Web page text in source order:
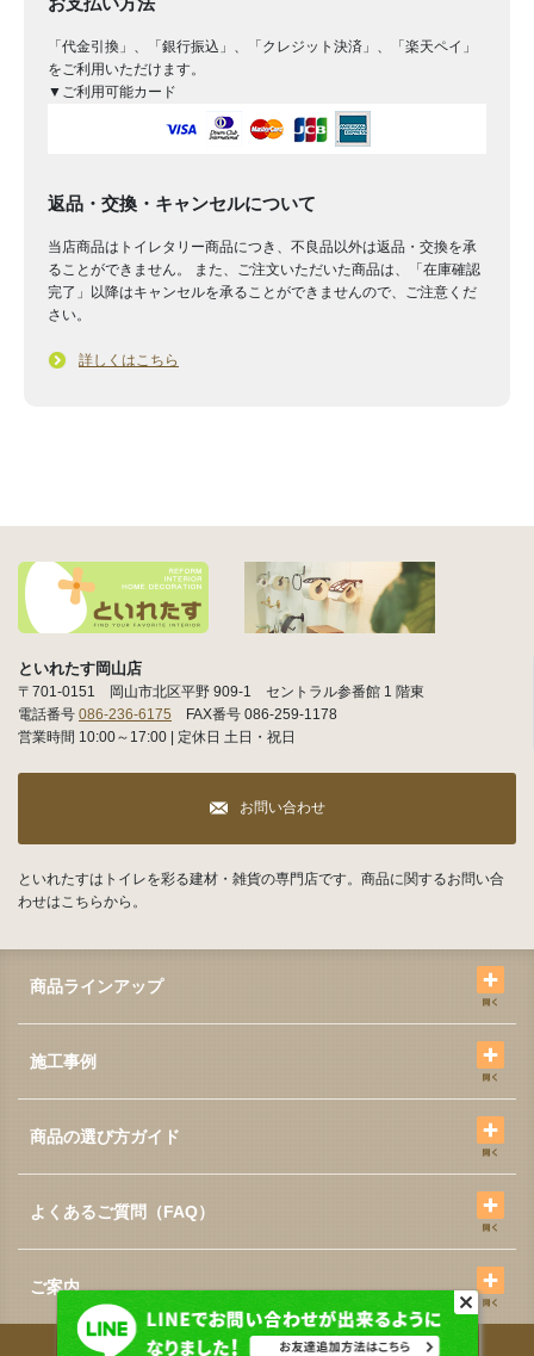
「代金引換」、「銀行振込」、「クレジット決済」、「楽天ペイ」
をご利用いただけます。
▼ご利用可能カード
返品・交換・キャンセルについて
当店商品はトイレタリー商品につき、不良品以外は返品・交換を承
ることができません。 また、ご注文いただいた商品は、「在庫確認
完了」以降はキャンセルを承ることができませんので、ご注意くだ
さい。
詳しくはこちら
といれたす岡山店
〒701-0151 岡山市北区平野 909-1 セントラル参番館 1 階東
電話番号 086-236-6175 FAX番号 086-259-1178
営業時間 10:00～17:00 | 定休日 土日・祝日
お問い合わせ
といれたすはトイレを彩る建材・雑貨の専門店です。商品に関するお問い合
わせはこちらから。
商品ラインアップ
施工事例
商品の選び方ガイド
よくあるご質問（FAQ）
ご案内
プライバシーポリシー 特定商取引に関する表記